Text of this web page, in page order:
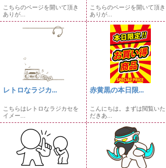
こちらのページを開いて頂き
ありが...
こちらのページを開いて頂き
ありが...
レトロなラジカ...
こちらはレトロなラジカセを
イメー...
赤黄黒の本日限...
こんにちは。まずは閲覧いた
だきあ...